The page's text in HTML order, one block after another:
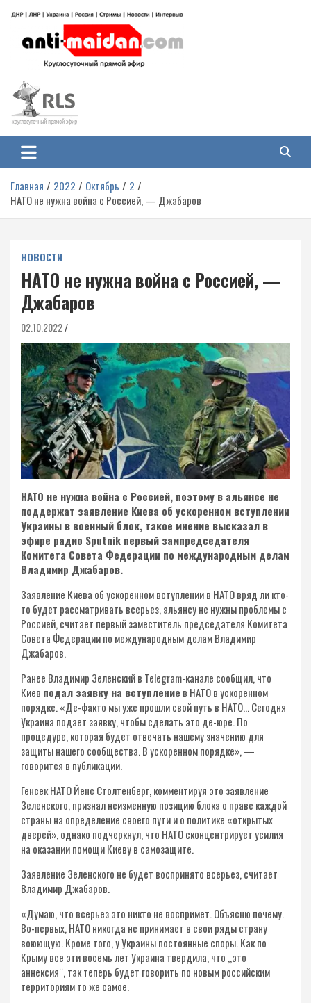
содержимому
Антимайдан: Гражданская война
на Украине
гражданской войне на Украине, включая события в Новороссии, ДНР,
ЛНР и других регионах.
Главная 2022 Октябрь
2
НАТО не нужна война с Россией, — Джабаров
НОВОСТИ
НАТО не нужна война с Россией, —
Джабаров
02.10.2022
НАТО не нужна война с Россией, поэтому в альянсе не
поддержат заявление Киева об ускоренном вступлении
Украины в военный блок, такое мнение высказал в
эфире радио Sputnik первый зампредседателя
Комитета Совета Федерации по международным делам
Владимир Джабаров.
Заявление Киева об ускоренном вступлении в НАТО вряд ли кто-
то будет рассматривать всерьез, альянсу не нужны проблемы с
Россией, считает первый заместитель председателя Комитета
Совета Федерации по международным делам Владимир
Джабаров.
Ранее Владимир Зеленский в Telegram-канале сообщил, что
Киев подал заявку на вступление в НАТО в ускоренном
порядке. «Де-факто мы уже прошли свой путь в НАТО… Сегодня
Украина подает заявку, чтобы сделать это де-юре. По
процедуре, которая будет отвечать нашему значению для
защиты нашего сообщества. В ускоренном порядке», —
говорится в публикации.
Генсек НАТО Йенс Столтенберг, комментируя это заявление
Зеленского, признал неизменную позицию блока о праве каждой
страны на определение своего пути и о политике «открытых
дверей», однако подчеркнул, что НАТО сконцентрирует усилия
на оказании помощи Киеву в самозащите.
Заявление Зеленского не будет воспринято всерьез, считает
Владимир Джабаров.
«Думаю, что всерьез это никто не воспримет. Объясню почему.
Во-первых, НАТО никогда не принимает в свои ряды страну
воюющую. Кроме того, у Украины постоянные споры. Как по
Крыму все эти восемь лет Украина твердила, что „это
аннексия“, так теперь будет говорить по новым российским
территориям то же самое.